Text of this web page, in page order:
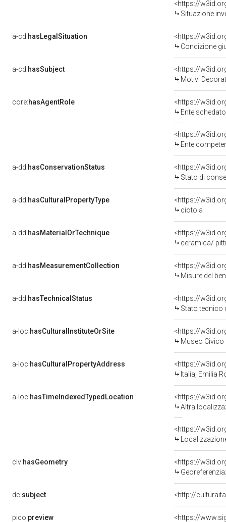
<https://
Situazione
a-cd:hasLegalSituation
Condizione
a-cd:hasSubject
<https://
Motivi
core:hasAgentRole
<https://
Ente schedatore del
<https://
Ente competente per
a-dd:hasConservationStatus
<https://
Stato di
a-dd:hasCulturalPropertyType
<https://
ciotola
a-dd:hasMaterialOrTechnique
ceramica/
a-dd:hasMeasurementCollection
<https://
Misure del
a-dd:hasTechnicalStatus
<https://
Stato tecnico
a-loc:hasCulturalInstituteOrSite
<https://
Museo Civico
a-loc:hasCulturalPropertyAddress
<https://
Italia, Emilia
a-loc:hasTimeIndexedTypedLocation
<https://
Altra
<https://
clv:hasGeometry
<https://
dc:subject <http://
pico:preview <https://